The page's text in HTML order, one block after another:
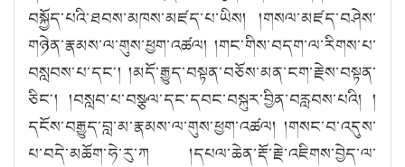
བསྐྱོད་པའི་ཐབས་མཁས་མཛད་པ་ཡིས། །གསལ་མཛད་བཤེས་
གཉེན་རྣམས་ལ་གུས་ཕྱག་འཚལ། །གང་གིས་བདག་ལ་རིགས་པ་
བསླབས་པ་དང༌། །མདོ་རྒྱུད་བསྟན་བཅོས་མན་ངག་རྗེས་བསྟན་
ཅིང༌། །བསླབ་པ་བསྩལ་དང་དབང་བསྐུར་བྱིན་བརླབས་པའི། །
དངོས་བརྒྱུད་བླ་མ་རྣམས་ལ་གུས་ཕྱག་འཚལ། །གསང་བ་འདུས་
པ་བདེ་མཆོག་ཧེ་རུ་ཀ །དཔལ་ཆེན་རྡོ་རྗེ་འཇིགས་བྱེད་ལ་